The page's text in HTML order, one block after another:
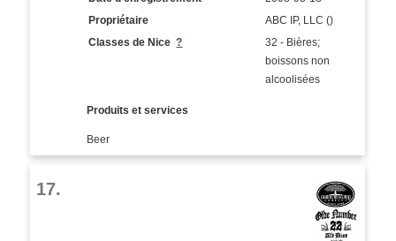
Propriétaire
ABC IP, LLC ()
Classes de Nice?
32 - Bières;
boissons non
alcoolisées
Produits et services
Beer
17.